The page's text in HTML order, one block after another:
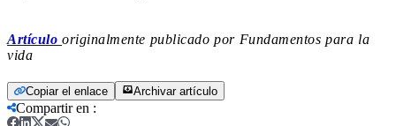
Artículo originalmente publicado por Fundamentos para la
vida
Copiar el enlace Archivar artículo
Compartir en :